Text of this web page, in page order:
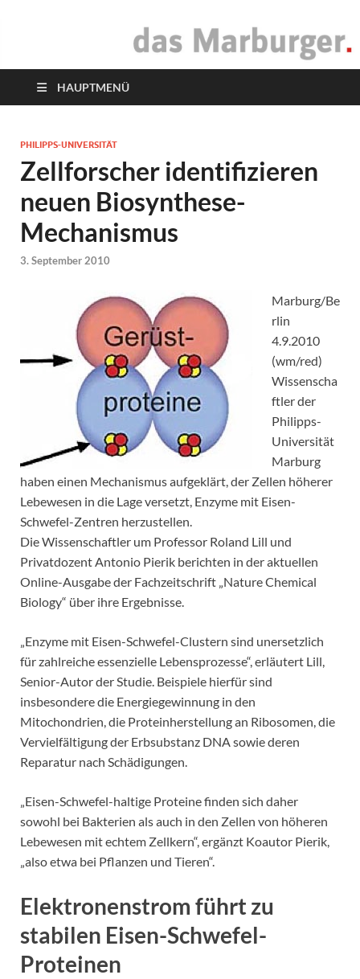
das Marburger.
HAUPTMENÜ
PHILIPPS-UNIVERSITÄT
Zellforscher identifizieren
neuen Biosynthese-
Mechanismus
3. September 2010
Marburg/Be
rlin
4.9.2010
(wm/red)
Wissenscha
ftler der
Philipps-
Universität
Marburg
haben einen Mechanismus aufgeklärt, der Zellen höherer
Lebewesen in die Lage versetzt, Enzyme mit Eisen-
Schwefel-Zentren herzustellen.
Die Wissenschaftler um Professor Roland Lill und
Privatdozent Antonio Pierik berichten in der aktuellen
Online-Ausgabe der Fachzeitschrift „Nature Chemical
Biology“ über ihre Ergebnisse.
„Enzyme mit Eisen-Schwefel-Clustern sind unersetzlich
für zahlreiche essenzielle Lebensprozesse“, erläutert Lill,
Senior-Autor der Studie. Beispiele hierfür sind
insbesondere die Energiegewinnung in den
Mitochondrien, die Proteinherstellung an Ribosomen, die
Vervielfältigung der Erbsubstanz DNA sowie deren
Reparatur nach Schädigungen.
„Eisen-Schwefel-haltige Proteine finden sich daher
sowohl bei Bakterien als auch in den Zellen von höheren
Lebewesen mit echtem Zellkern“, ergänzt Koautor Pierik,
„also etwa bei Pflanzen und Tieren“.
Elektronenstrom führt zu
stabilen Eisen-Schwefel-
Proteinen